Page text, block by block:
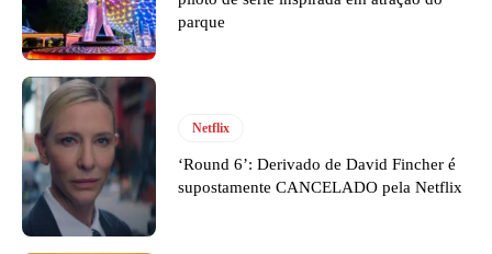
parque
Netflix
‘Round 6’: Derivado de David Fincher é
supostamente CANCELADO pela Netflix